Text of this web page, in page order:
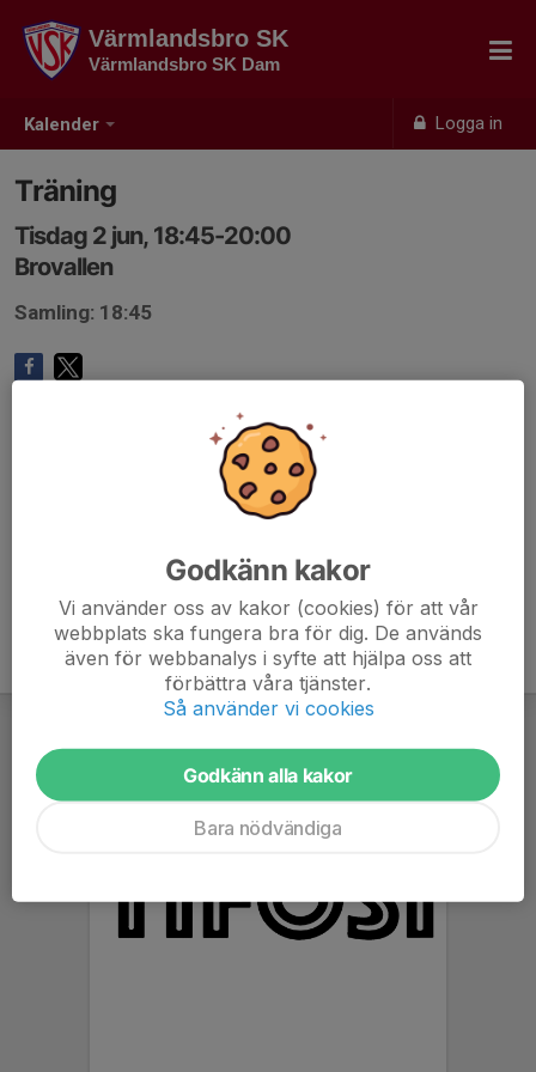
Kalender Logga in
Värmlandsbro SK
Värmlandsbro SK Dam
Träning
Tisdag 2 jun, 18:45-20:00
Brovallen
Samling: 18:45
Godkänn kakor
Vi använder oss av kakor (cookies) för att vår
webbplats ska fungera bra för dig. De används
även för webbanalys i syfte att hjälpa oss att
förbättra våra tjänster.
Så använder vi cookies
Godkänn alla kakor
Bara nödvändiga